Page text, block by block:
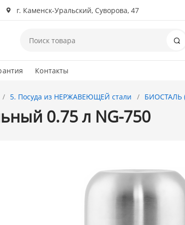
г. Каменск-Уральский, Суворова, 47
Контакты
5. Посуда из НЕРЖАВЕЮЩЕЙ стали БИОСТАЛЬ
0.75 л NG-750